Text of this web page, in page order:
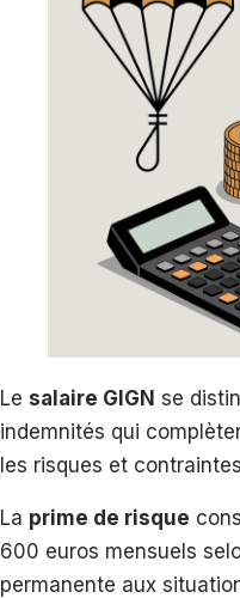
Le salaire GIGN se
indemnités qui
les risques et
La prime de risque
600 euros mensuels
permanente aux